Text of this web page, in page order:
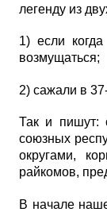
легенду из
1) если
возмущаться;
2) сажали в
Так и пишут:
союзных
округами,
райкомов,
В начале